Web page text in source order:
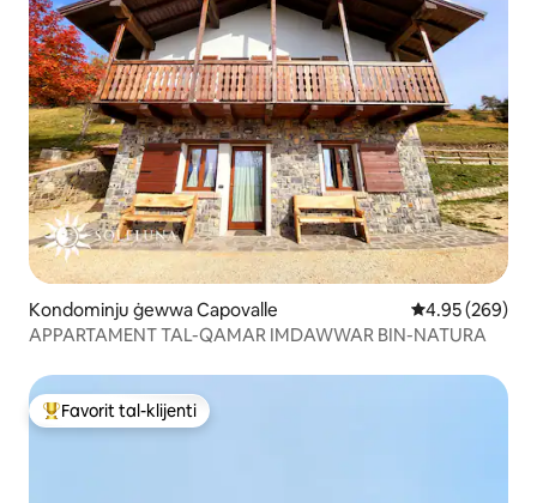
Kondominju ġewwa Capovalle Rating medju
4.95 (269)
APPARTAMENT TAL-QAMAR IMDAWWAR BIN-NATURA
Wieħed mill-aqwa favoriti tal-klijenti
Favorit tal-klijenti